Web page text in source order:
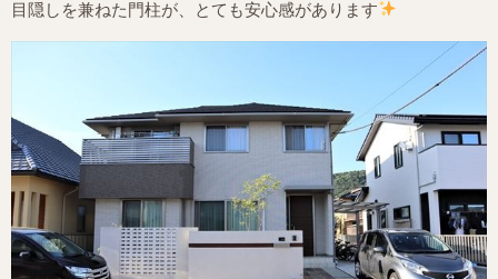
目隠しを兼ねた門柱が、とても安心感があります